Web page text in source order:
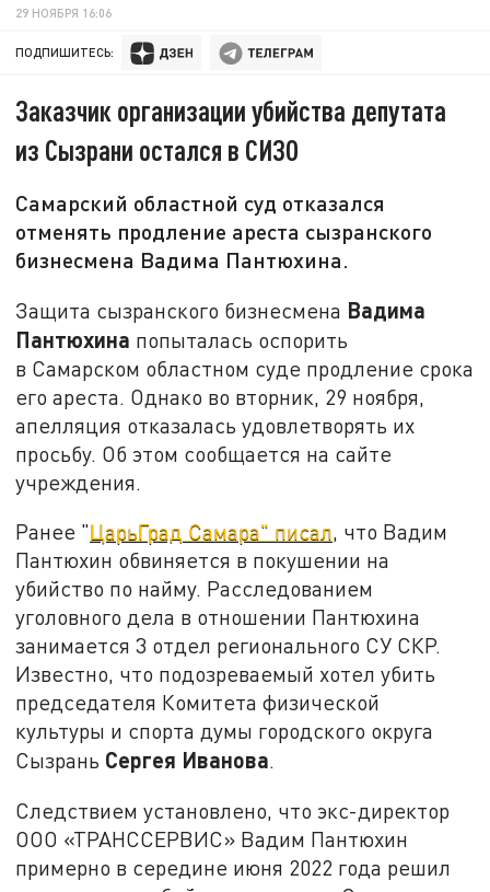
29 НОЯБРЯ 16:06
ПОДПИШИТЕСЬ:
Заказчик организации убийства депутата
из Сызрани остался в СИЗО
Самарский областной суд отказался
отменять продление ареста сызранского
бизнесмена Вадима Пантюхина.
Защита сызранского бизнесмена Вадима
Пантюхина попыталась оспорить
в Самарском областном суде продление срока
его ареста. Однако во вторник, 29 ноября,
апелляция отказалась удовлетворять их
просьбу. Об этом сообщается на сайте
учреждения.
Ранее "ЦарьГрад Самара" писал, что Вадим
Пантюхин обвиняется в покушении на
убийство по найму. Расследованием
уголовного дела в отношении Пантюхина
занимается 3 отдел регионального СУ СКР.
Известно, что подозреваемый хотел убить
председателя Комитета физической
культуры и спорта думы городского округа
Сызрань Сергея Иванова.
Следствием установлено, что экс-директор
ООО «ТРАНССЕРВИС» Вадим Пантюхин
примерно в середине июня 2022 года решил